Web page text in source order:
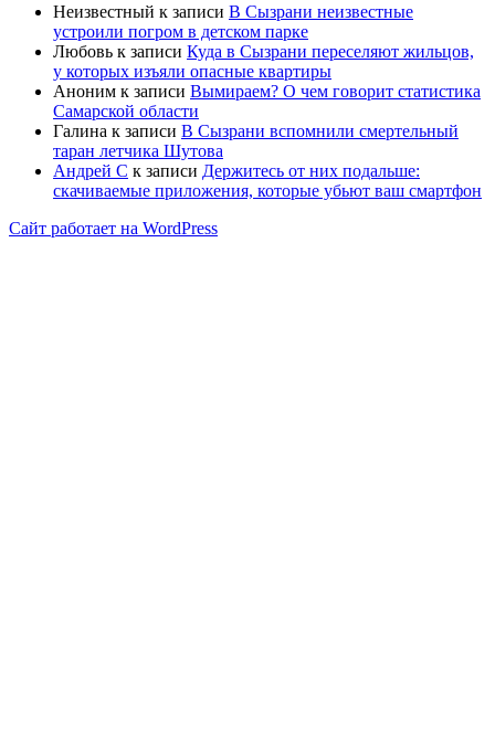
Неизвестный к записи В Сызрани неизвестные
устроили погром в детском парке
Любовь к записи Куда в Сызрани переселяют жильцов,
у которых изъяли опасные квартиры
Аноним к записи Вымираем? О чем говорит статистика
Самарской области
Галина к записи В Сызрани вспомнили смертельный
таран летчика Шутова
Андрей С к записи Держитесь от них подальше:
скачиваемые приложения, которые убьют ваш смартфон
Сайт работает на WordPress